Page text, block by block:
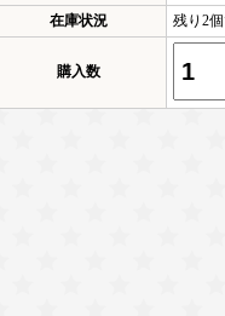
在庫状況 残り2
購入数